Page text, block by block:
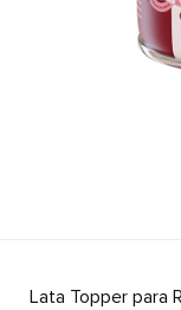
Lata Topper para